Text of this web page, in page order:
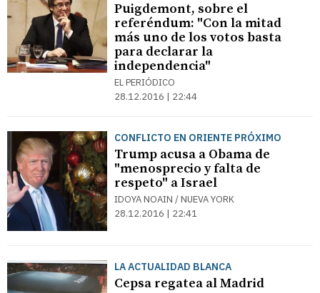
Puigdemont, sobre el
referéndum: "Con la mitad
más uno de los votos basta
para declarar la
independencia"
EL PERIÓDICO
28.12.2016 | 22:44
CONFLICTO EN ORIENTE PRÓXIMO
Trump acusa a Obama de
"menosprecio y falta de
respeto" a Israel
IDOYA NOAIN / NUEVA YORK
28.12.2016 | 22:41
LA ACTUALIDAD BLANCA
Cepsa regatea al Madrid